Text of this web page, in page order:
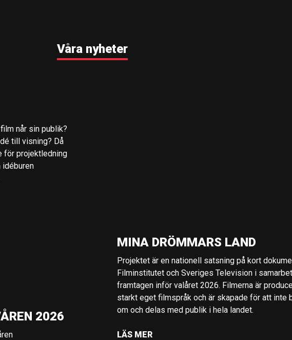
Våra nyheter
når sin publik?
till visning? Då
för projektledning
idéburen
MINA DRÖMMARS LAND
Projektet är en nationell satsning på kort
Filminstitutet och Sveriges Television i
framtagen inför valåret 2026. Filmerna är
starkt eget filmspråk och är skapade för att inte
om och delas med publik i hela landet.
LÄS MER
2026